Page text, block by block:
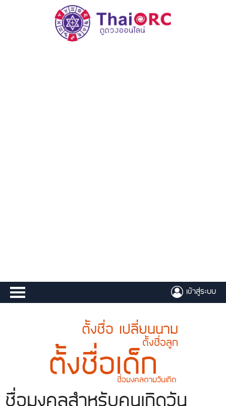
เข้าสู่ระบบ
ตั้งชื่อ เปลี่ยนนาม
ตั้งชื่อลูก
ตั้งชื่อเด็ก
ชื่อมงคลตามวันเกิด
ชื่อมงคลสำหรับคนเกิดวัน